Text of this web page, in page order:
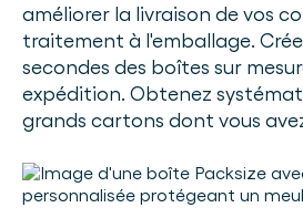
améliorer la livraison de vos
traitement à l'emballage.
secondes des boîtes sur
expédition. Obtenez
grands cartons dont vous